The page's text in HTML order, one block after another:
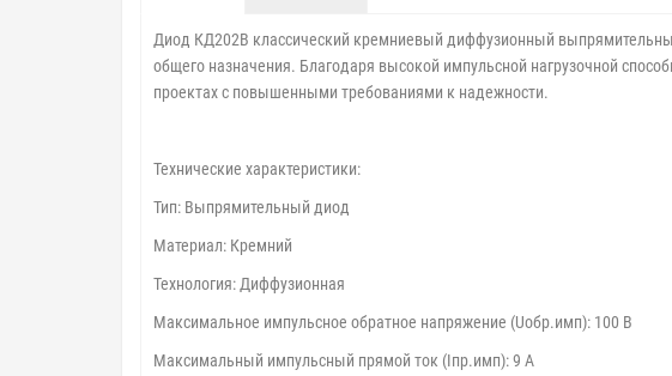
Диод КД202В классический кремниевый диффузионный
общего назначения. Благодаря высокой импульсной нагрузочной
проектах с повышенными требованиями к надежности.
Технические характеристики:
Тип: Выпрямительный диод
Материал: Кремний
Технология: Диффузионная
Максимальное импульсное обратное напряжение (Uобр.имп): 100 В
Максимальный импульсный прямой ток (Iпр.имп): 9 А